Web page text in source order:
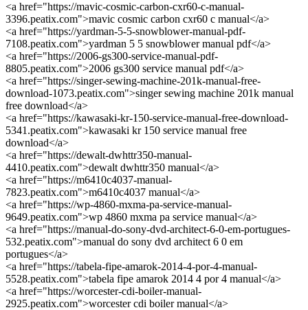
<a href="https://mavic-cosmic-carbon-cxr60-c-manual-
3396.peatix.com">mavic cosmic carbon cxr60 c manual</a>
<a href="https://yardman-5-5-snowblower-manual-pdf-
7108.peatix.com">yardman 5 5 snowblower manual pdf</a>
<a href="https://2006-gs300-service-manual-pdf-
8805.peatix.com">2006 gs300 service manual pdf</a>
<a href="https://singer-sewing-machine-201k-manual-free-
download-1073.peatix.com">singer sewing machine 201k manual
free download</a>
<a href="https://kawasaki-kr-150-service-manual-free-download-
5341.peatix.com">kawasaki kr 150 service manual free
download</a>
<a href="https://dewalt-dwhttr350-manual-
4410.peatix.com">dewalt dwhttr350 manual</a>
<a href="https://m6410c4037-manual-
7823.peatix.com">m6410c4037 manual</a>
<a href="https://wp-4860-mxma-pa-service-manual-
9649.peatix.com">wp 4860 mxma pa service manual</a>
<a href="https://manual-do-sony-dvd-architect-6-0-em-portugues-
532.peatix.com">manual do sony dvd architect 6 0 em
portugues</a>
<a href="https://tabela-fipe-amarok-2014-4-por-4-manual-
5528.peatix.com">tabela fipe amarok 2014 4 por 4 manual</a>
<a href="https://worcester-cdi-boiler-manual-
2925.peatix.com">worcester cdi boiler manual</a>